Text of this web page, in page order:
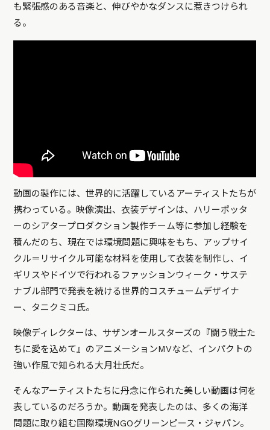
も緊張感のある音楽と、伸びやかなダンスに惹きつけられ
る。
動画の製作には、世界的に活躍しているアーティストたちが
携わっている。映像演出、衣装デザインは、ハリーポッタ
ーのシアタープロダクション製作チーム等に参加し経験を
積んだのち、現在では環境問題に興味をもち、アップサイ
クル＝リサイクル可能な材料を使用して衣装を制作し、イ
ギリスやドイツで行われるファッションウィーク・サステ
ナブル部門で発表を続ける世界的コスチュームデザイナ
ー、タニクミコ氏。
映像ディレクターは、サザンオールスターズの『闘う戦士た
ちに愛を込めて』のアニメーションMVなど、インパクトの
強い作風で知られる大月壮氏だ。
そんなアーティストたちに丹念に作られた美しい動画は何を
表しているのだろうか。動画を発表したのは、多くの海洋
問題に取り組む国際環境NGOグリーンピース・ジャパン。